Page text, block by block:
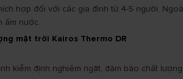
hợp đối với các gia đình từ 4-5 người.
ấm nước.
mặt trời Kairos Thermo DR
kiểm định nghiêm ngặt, đảm bảo chất